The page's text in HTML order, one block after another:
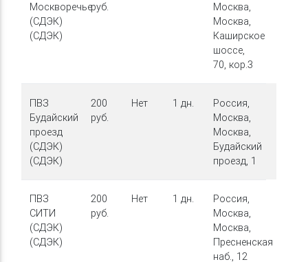
Москворечье
(СДЭК)
(СДЭК)
руб.
Москва,
Москва,
Каширское
шоссе,
70, кор.3
ПВЗ
Будайский
проезд
(СДЭК)
(СДЭК)
200
руб.
Нет 1 дн.
Россия,
Москва,
Москва,
Будайский
проезд, 1
ПВЗ
СИТИ
(СДЭК)
(СДЭК)
200
руб.
Нет 1 дн.
Россия,
Москва,
Москва,
Пресненская
наб., 12